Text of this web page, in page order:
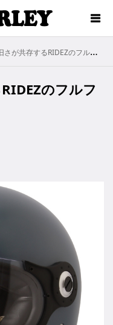
存するRIDEZのフルフェイスヘルメット
のフルフ